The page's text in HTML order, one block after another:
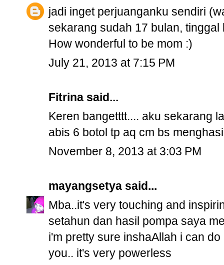
jadi inget perjuanganku sendiri
sekarang sudah 17 bulan,
How wonderful to be mom :)
July 21, 2013 at 7:15 PM
Fitrina said...
Keren bangetttt.... aku sekarang
abis 6 botol tp aq cm bs
November 8, 2013 at 3:03 PM
mayangsetya said...
Mba..it's very touching and
setahun dan hasil pompa saya
i'm pretty sure inshaAllah i can
you.. it's very powerless